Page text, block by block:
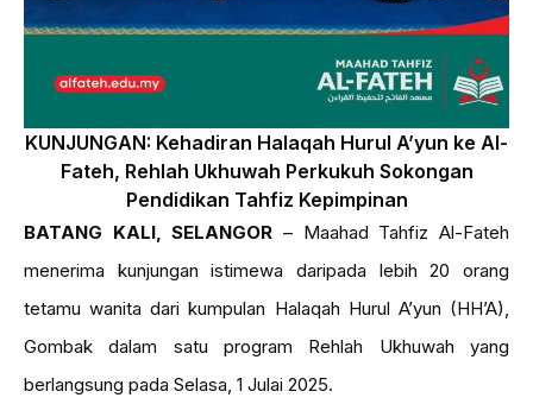
KUNJUNGAN: Kehadiran Halaqah Hurul A’yun ke Al-
Fateh, Rehlah Ukhuwah Perkukuh Sokongan
Pendidikan Tahfiz Kepimpinan
BATANG KALI, SELANGOR – Maahad Tahfiz Al-Fateh
menerima kunjungan istimewa daripada lebih 20 orang
tetamu wanita dari kumpulan Halaqah Hurul A’yun (HH’A),
Gombak dalam satu program Rehlah Ukhuwah yang
berlangsung pada Selasa, 1 Julai 2025.